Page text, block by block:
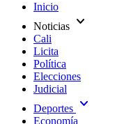
Inicio
Noticias expand_more
Cali
Licita
Política
Elecciones
Judicial
Deportes expand_more
Economía